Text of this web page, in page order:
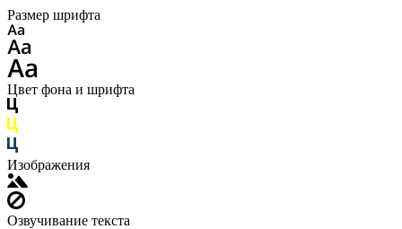
Размер шрифта
Цвет фона и шрифта
Изображения
Озвучивание текста